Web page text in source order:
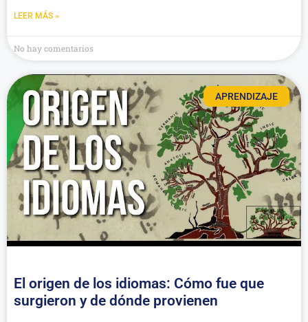
LEER MÁS »
No hay comentarios
APRENDIZAJE
El origen de los idiomas: Cómo fue que
surgieron y de dónde provienen